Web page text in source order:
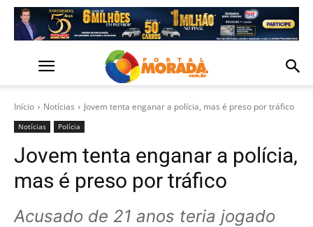
Início Notícias Jovem tenta enganar a polícia, mas é preso por tráfico
Notícias Polícia
Jovem tenta enganar a polícia,
mas é preso por tráfico
Acusado de 21 anos teria jogado